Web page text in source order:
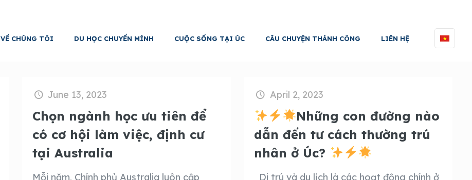
VỀ CHÚNG TÔI DU HỌC CHUYỂN MÌNH CUỘC SỐNG TẠI ÚC CÂU CHUYỆN THÀNH CÔNG LIÊN HỆ
June 13, 2023
Chọn ngành học ưu tiên để
có cơ hội làm việc, định cư
tại Australia
Mỗi năm, Chính phủ Australia luôn cập
April 2, 2023
Những con đường nào
dẫn đến tư cách thường trú
nhân ở Úc?
Di trú và du lịch là các hoạt động chính ở